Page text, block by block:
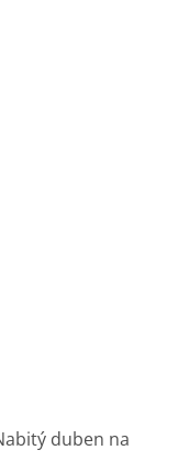
duben na